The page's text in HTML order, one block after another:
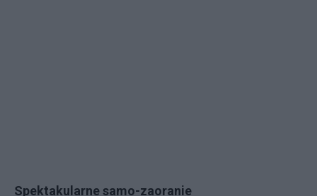
Spektakularne samo-zaoranie